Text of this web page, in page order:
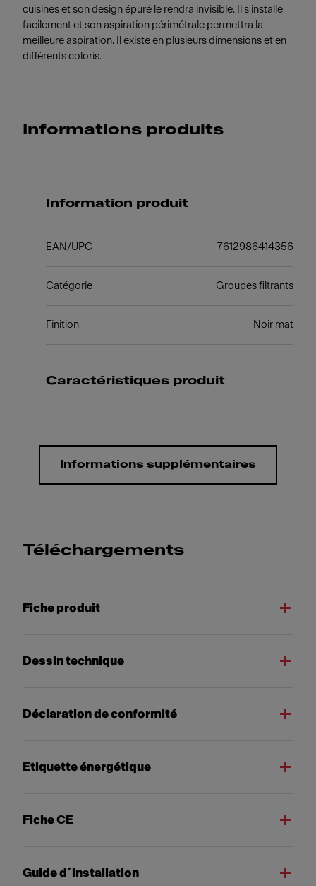
cuisines et son design épuré le rendra invisible. Il s'installe
facilement et son aspiration périmétrale permettra la
meilleure aspiration. Il existe en plusieurs dimensions et en
différents coloris.
Informations produits
Information produit
EAN/UPC 7612986414356
Catégorie Groupes filtrants
Finition Noir mat
Caractéristiques produit
Informations supplémentaires
Téléchargements
Fiche produit
Dessin technique
Déclaration de conformité
Etiquette énergétique
Fiche CE
Guide d´installation